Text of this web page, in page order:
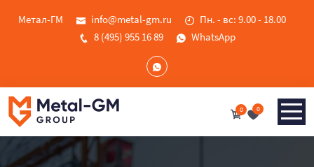
Метал-ГМ info@metal-gm.ru
Пн. - вс: 9.00 - 18.00
8 (495) 955 16 89
WhatsApp
0 0